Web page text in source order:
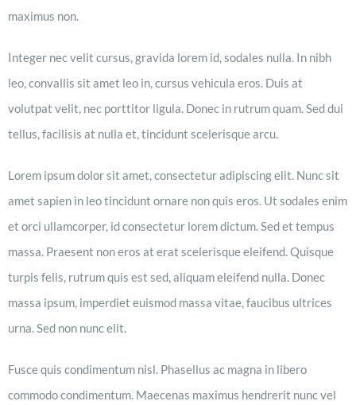
maximus non.
Integer nec velit cursus, gravida lorem id, sodales nulla. In nibh
leo, convallis sit amet leo in, cursus vehicula eros. Duis at
volutpat velit, nec porttitor ligula. Donec in rutrum quam. Sed dui
tellus, facilisis at nulla et, tincidunt scelerisque arcu.
Lorem ipsum dolor sit amet, consectetur adipiscing elit. Nunc sit
amet sapien in leo tincidunt ornare non quis eros. Ut sodales enim
et orci ullamcorper, id consectetur lorem dictum. Sed et tempus
massa. Praesent non eros at erat scelerisque eleifend. Quisque
turpis felis, rutrum quis est sed, aliquam eleifend nulla. Donec
massa ipsum, imperdiet euismod massa vitae, faucibus ultrices
urna. Sed non nunc elit.
Fusce quis condimentum nisl. Phasellus ac magna in libero
commodo condimentum. Maecenas maximus hendrerit nunc vel